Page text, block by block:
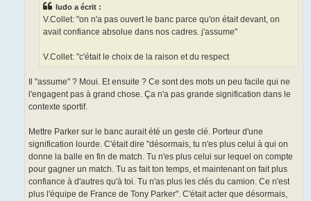
ludo a écrit :
V.Collet: "on n'a pas ouvert le banc parce qu'on était devant, on
avait confiance absolue dans nos cadres. j'assume"
V.Collet: "c'était le choix de la raison et du respect
Il "assume" ? Moui. Et ensuite ? Ce sont des mots un peu facile qui ne
l'engagent pas à grand chose. Ça n'a pas grande signification dans le
contexte sportif.
Mettre Parker sur le banc aurait été un geste clé. Porteur d'une
signification lourde. C'était dire "désormais, tu n'es plus celui à qui on
donne la balle en fin de match. Tu n'es plus celui sur lequel on compte
pour gagner un match. Tu as fait ton temps, et maintenant on fait plus
confiance à d'autres qu'à toi. Tu n'as plus les clés du camion. Ce n'est
plus l'équipe de France de Tony Parker". C'était acter que désormais,